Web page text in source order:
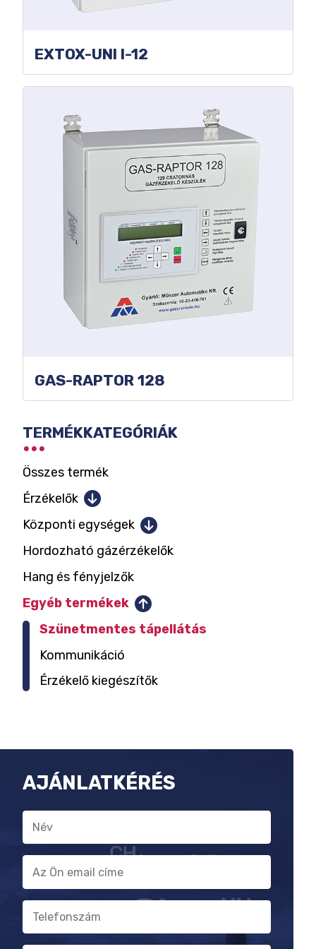
SZŰRŐK
TERMÉKKATEGÓRIÁK
Összes termék
Érzékelők
Éghető gázok-gőzök
Mérgező gázok és oxigén
Garázs CO és NO2
Szén-dioxid
Lakótéri gázérzékelők
Központi egységek
Központok 1-2 mérőhelyig
Központok 12 mérőhelyig
Központok 128 mérőhelyig
Hordozható gázérzékelők
Hang és fényjelzők
Egyéb termékek
Szünetmentes tápellátás
Kommunikáció
Érzékelő kiegészítők
EXTOX-UNI I-12
GAS-RAPTOR 128
AJÁNLATKÉRÉS
Név
E-
mail
cím
Telefonszám